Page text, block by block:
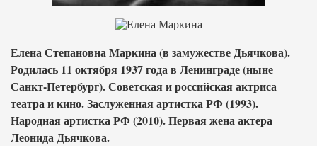
Елена Степановна Маркина (в замужестве Дьячкова).
Родилась 11 октября 1937 года в Ленинграде (ныне
Санкт-Петербург). Советская и российская актриса
театра и кино. Заслуженная артистка РФ (1993).
Народная артистка РФ (2010). Первая жена актера
Леонида Дьячкова.